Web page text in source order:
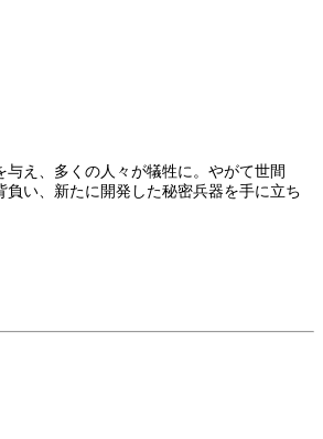
え、多くの人々が犠牲に。やがて世間
い、新たに開発した秘密兵器を手に立ち